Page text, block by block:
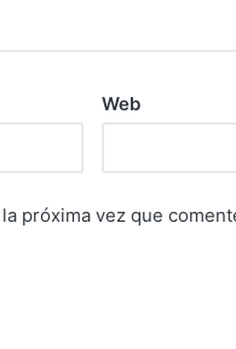
Web
próxima vez que